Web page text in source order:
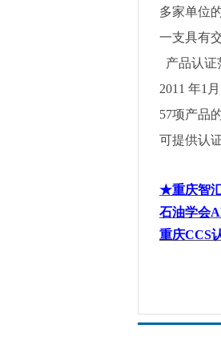
多家单位
一支具有
产品认证
2011 年1
57项产品
可提供认证
★重庆智
石油学会
重庆CCS